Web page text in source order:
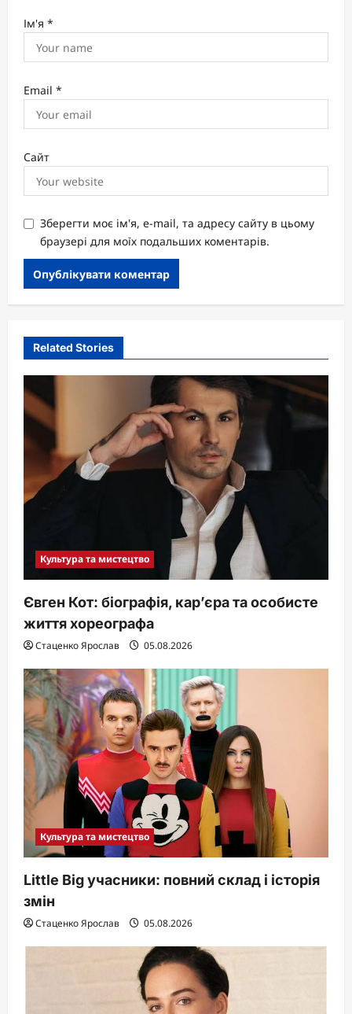
Ім'я *
Email *
Сайт
Зберегти моє ім'я, e-mail, та адресу сайту в цьому
браузері для моїх подальших коментарів.
Related Stories
Культура та мистецтво
Євген Кот: біографія, кар’єра та особисте
життя хореографа
Стаценко Ярослав 05.08.2026
Культура та мистецтво
Little Big учасники: повний склад і історія
змін
Стаценко Ярослав 05.08.2026